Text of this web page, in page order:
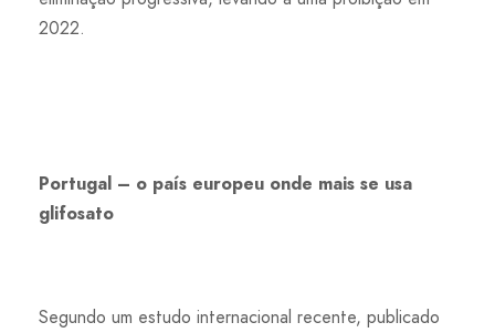
2022.
Portugal – o país europeu onde mais se usa
glifosato
Segundo um estudo internacional recente, publicado